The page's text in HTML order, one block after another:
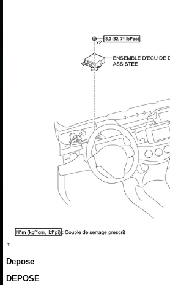
Depose
DEPOSE